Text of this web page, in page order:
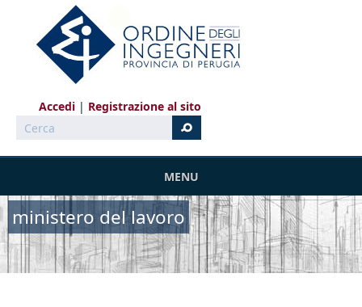
Salta al contenuto principale
Accedi
Registrazione al sito
Cerca
MENU
ministero del lavoro